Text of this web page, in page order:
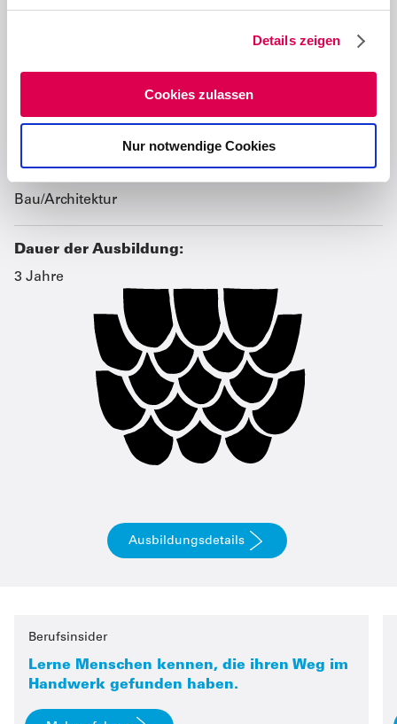
Details zeigen
Cookies zulassen
Nur notwendige Cookies
Gewerkegruppen:
Bau- und Ausbaugewerbe
Interessensbereiche:
Bau/Architektur
Dauer der Ausbildung:
3 Jahre
Ausbildungsdetails
Berufsinsider
Lerne Menschen kennen, die ihren Weg im
Handwerk gefunden haben.